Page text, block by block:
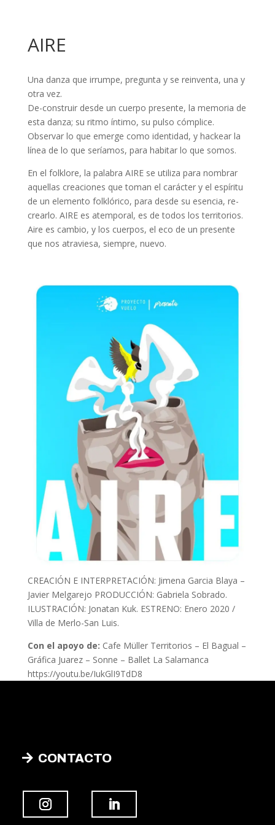
AIRE
Una danza que irrumpe, pregunta y se reinventa, una y
otra vez.
De-construir desde un cuerpo presente, la memoria de
esta danza; su ritmo íntimo, su pulso cómplice.
Observar lo que emerge como identidad, y hackear la
línea de lo que seríamos, para habitar lo que somos.
En el folklore, la palabra AIRE se utiliza para nombrar
aquellas creaciones que toman el carácter y el espíritu
de un elemento folklórico, para desde su esencia, re-
crearlo. AIRE es atemporal, es de todos los territorios.
Aire es cambio, y los cuerpos, el eco de un presente
que nos atraviesa, siempre, nuevo.
CREACIÓN E INTERPRETACIÓN: Jimena Garci­a Blaya –
Javier Melgarejo PRODUCCIÓN: Gabriela Sobrado.
ILUSTRACIÓN: Jonatan Kuk. ESTRENO: Enero 2020 /
Villa de Merlo-San Luis.
Con el apoyo de: Cafe Müller Territorios – El Bagual –
Gráfica Juarez – Sonne – Ballet La Salamanca
https://youtu.be/IukGlI9TdD8
CONTACTO